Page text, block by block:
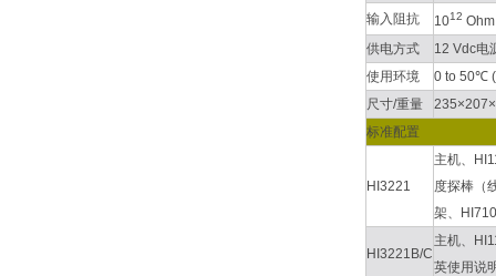
输入阻抗
1012 Ohm
供电方式
12 Vdc电
使用环境
0 to 50℃
尺寸/重量
标准配置
HI3221
主机、
度探棒（
架、
HI3221B/C
主机、
英使用说